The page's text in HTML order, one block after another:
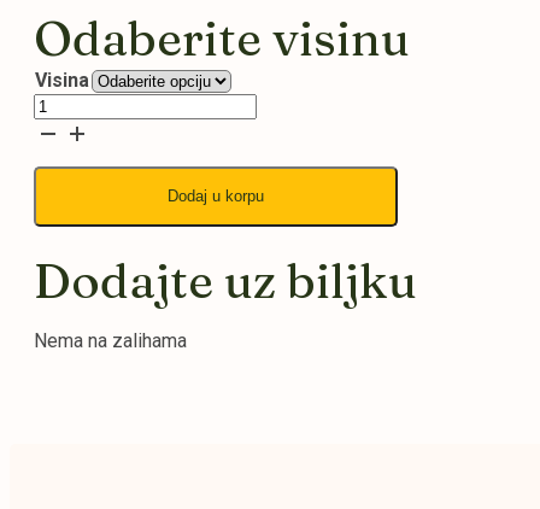
Odaberite visinu
Visina
Gardenija
količina
Dodaj u korpu
Dodajte uz biljku
Nema na zalihama